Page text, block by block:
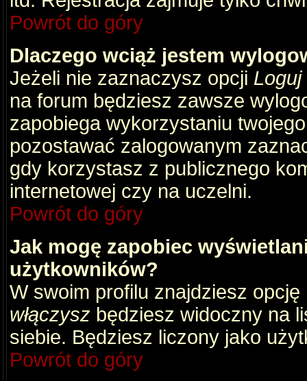
Powrót do góry
Dlaczego wciąż jestem
Jeżeli nie zaznaczysz opcji
na forum będziesz zawsze
zapobiega wykorzystaniu
pozostawać zalogowanym
gdy korzystasz z publicznego
internetowej czy na uczelni.
Powrót do góry
Jak mogę zapobiec
użytkowników?
W swoim profilu znajdziesz opcję
włączysz będziesz widoczny na
siebie. Będziesz liczony jako
Powrót do góry